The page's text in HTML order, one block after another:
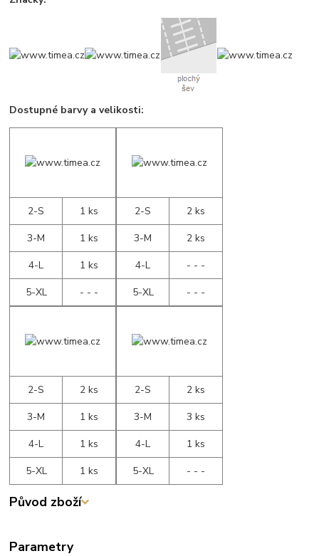
Dostupné barvy a velikosti:
2-S
1 ks
3-M
1 ks
4-L
1 ks
5-XL
- - -
2-S
2 ks
3-M
2 ks
4-L
- - -
5-XL
- - -
2-S
2 ks
3-M
1 ks
4-L
1 ks
5-XL
1 ks
2-S
2 ks
3-M
3 ks
4-L
1 ks
5-XL
- - -
Původ zboží
Parametry